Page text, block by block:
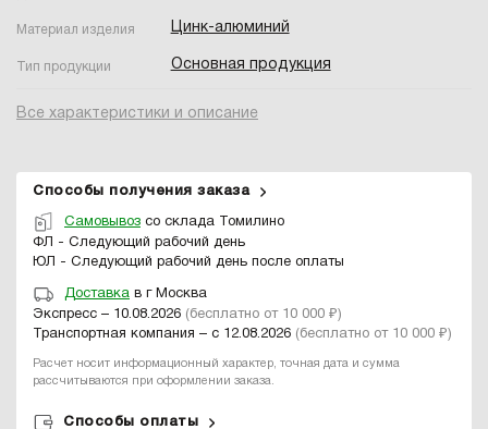
Материал изделия Цинк-алюминий
Тип продукции Основная продукция
Все характеристики и описание
Способы получения заказа
Самовывоз со склада Томилино
ФЛ - Следующий рабочий день
ЮЛ - Следующий рабочий день после оплаты
Доставка в г Москва
Экспресс – 10.08.2026 (бесплатно от 10 000 ₽)
Транспортная компания – с 12.08.2026 (бесплатно от 10 000 ₽)
Расчет носит информационный характер, точная дата и сумма
рассчитываются при оформлении заказа.
Способы оплаты